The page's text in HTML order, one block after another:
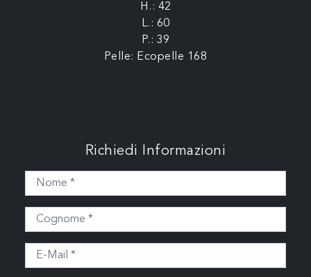
H.: 42
L.: 60
P.: 39
Pelle: Ecopelle 168
Richiedi Informazioni